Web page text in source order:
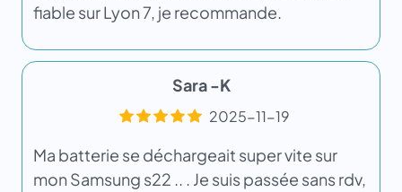
fiable sur Lyon 7, je recommande.
Sara -K
2025-11-19
Ma batterie se déchargeait super vite sur
mon Samsung s22 .. . Je suis passée sans rdv,